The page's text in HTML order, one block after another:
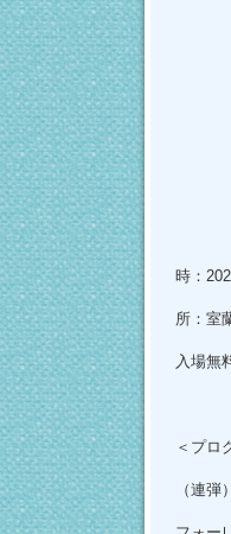
時：
所：室
入場無
＜プロ
（連